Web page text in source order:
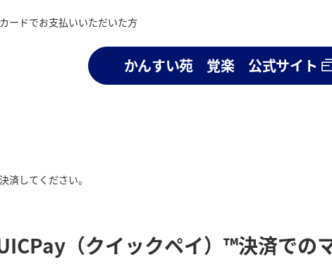
ードでお支払いいただいた方
かんすい苑 覚楽 公式サイト
済してください。
（クイックペイ）™決済での